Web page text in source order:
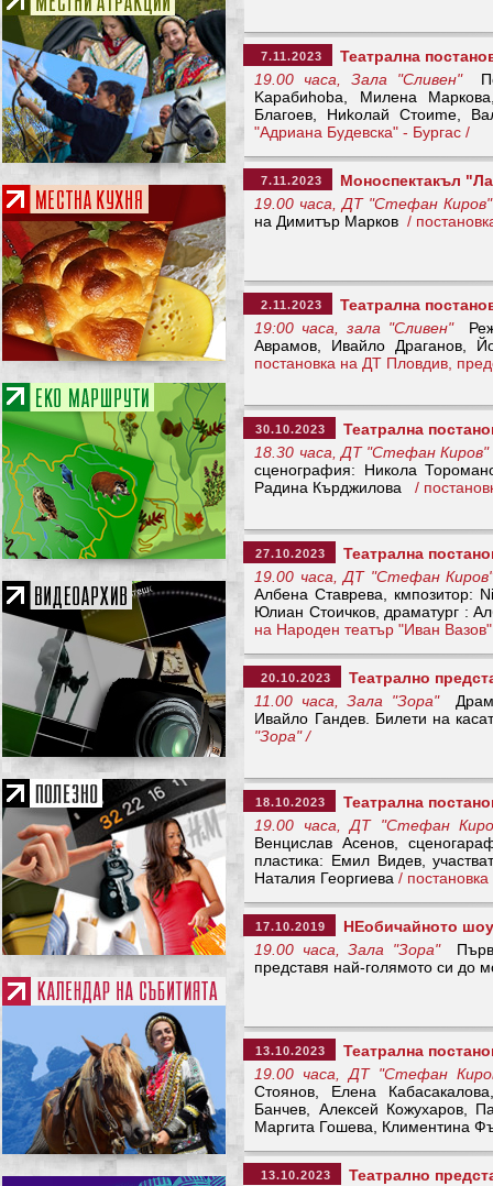
7.11.2023
Театрална
19.00 часа, Зала "Сливен"
Kapaбиhoba, Милена
Благоев, Hиkoлaй Cтоиme,
"Адриана Будевска" - Бургас /
7.11.2023
Моноспектакъл
19.00 часа, ДТ "Стефан Киров"
на Димитър Марков/
2.11.2023
Театрална
19:00 часа, зала "Сливен"
Аврамов, Ивайло Драганов,
постановка на ДТ Пловдив,
30.10.2023
Театрална
18.30 часа, ДТ "Стефан Киров"
сценография: Никола
Радина Кърджилова/
27.10.2023
Театрална
19.00 часа, ДТ "Стефан
Албена Ставрева, кмпозитор:
Юлиан Стоичков, драматург :
на Народен театър "Иван
20.10.2023
Театрално
11.00 часа, Зала "Зора"
Ивайло Гандев. Билети на
"Зора" /
18.10.2023
Театрална
19.00 часа, ДТ "Стефан
Венцислав Асенов,
пластика: Емил Видев,
Наталия Георгиева/
17.10.2019
НЕобичайното
19.00 часа, Зала "Зора"
представя най-голямото си до
13.10.2023
Театрална
19.00 часа, ДТ "Стефан
Стоянов, Елена
Банчев, Алексей Кожухаров,
Маргита Гошева, Климентина
13.10.2023
Театрално